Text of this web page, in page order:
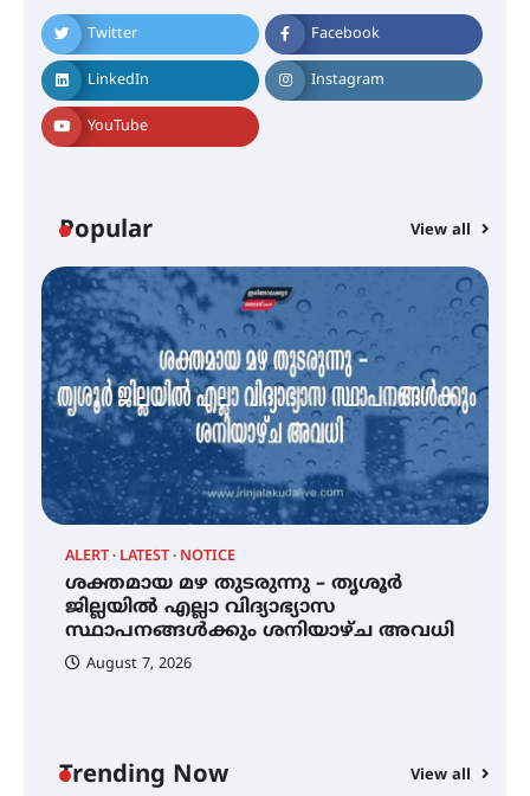
Twitter Facebook
LinkedIn Instagram
YouTube
Popular View all
ALERT LATEST NOTICE
ശക്തമായ മഴ തുടരുന്നു – തൃശൂർ
ജില്ലയിൽ എല്ലാ വിദ്യാഭ്യാസ
സ്ഥാപനങ്ങൾക്കും ശനിയാഴ്ച അവധി
August 7, 2026
Trending Now View all
ട്യുണീഷ്യൻ ചിത്രം ” ദി വോയിസ്
ഓഫ് ഹിന്ദ് റജബ് ” ഇരിങ്ങാലക്കുട
ഫിലിം സൊസൈറ്റി ആഗസ്റ്റ് 7
വെള്ളിയാഴ്ച സ്‌ക്രീൻ ചെയ്യുന്നു
തുടക്കമായി
കോമേഴ്സ് എക്സ്പോയുമായി
എസ് എൻ ഹയർ സെക്കൻഡറി
വിദ്യാർത്ഥികൾ
സർഗ്ഗസാഹിതി- കവിതാസംഗമം
2026 കവിതാ ചർച്ച കാട്ടൂർ, ടി. കെ.
ബാലൻ ഹാളിൽ 16ന്
ശക്തമായ മഴ തുടരുന്നു – തൃശൂർ
ജില്ലയിൽ എല്ലാ വിദ്യാഭ്യാസ
സ്ഥാപനങ്ങൾക്കും ശനിയാഴ്ച
അവധി
ഇംഗ്ളീഷ് സാഹിത്യത്തിൽ